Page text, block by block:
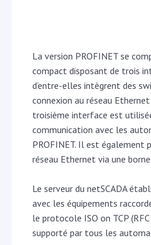
La version PROFINET se
compact disposant de trois
d’entre-elles intègrent des
connexion au réseau
troisième interface est
communication avec les
PROFINET. Il est également
réseau Ethernet via une
Le serveur du netSCADA
avec les équipements
le protocole ISO on TCP
supporté par tous les